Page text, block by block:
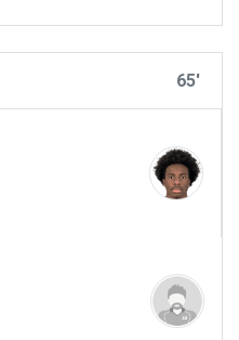
65'